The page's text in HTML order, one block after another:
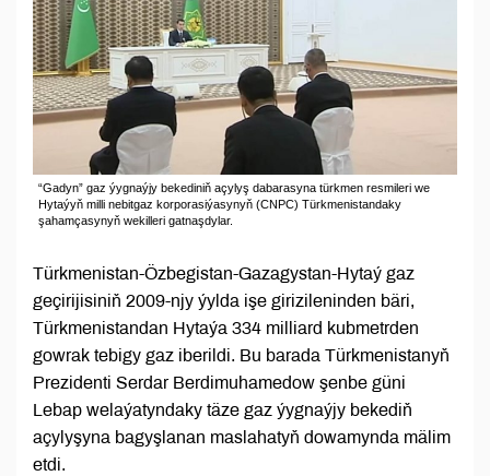
“Gadyn” gaz ýygnaýjy bekediniň açylyş dabarasyna türkmen resmileri we
Hytaýyň milli nebitgaz korporasiýasynyň (CNPC) Türkmenistandaky
şahamçasynyň wekilleri gatnaşdylar.
Türkmenistan-Özbegistan-Gazagystan-Hytaý gaz
geçirijisiniň 2009-njy ýylda işe girizileninden bäri,
Türkmenistandan Hytaýa 334 milliard kubmetrden
gowrak tebigy gaz iberildi. Bu barada Türkmenistanyň
Prezidenti Serdar Berdimuhamedow şenbe güni
Lebap welaýatyndaky täze gaz ýygnaýjy bekediň
açylyşyna bagyşlanan maslahatyň dowamynda mälim
etdi.